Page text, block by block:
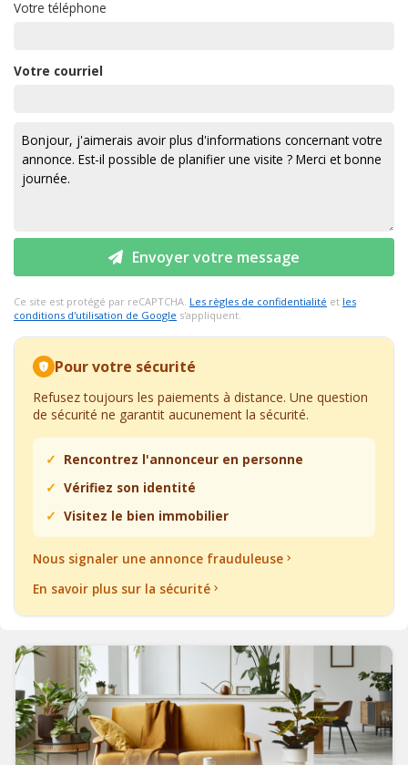
Votre téléphone
Votre courriel
Envoyer votre message
Ce site est protégé par reCAPTCHA. Les règles de confidentialité et les
conditions d'utilisation de Google s'appliquent.
Pour votre sécurité
Refusez toujours les paiements à distance. Une question
de sécurité ne garantit aucunement la sécurité.
Rencontrez l'annonceur en personne
Vérifiez son identité
Visitez le bien immobilier
Nous signaler une annonce frauduleuse
En savoir plus sur la sécurité